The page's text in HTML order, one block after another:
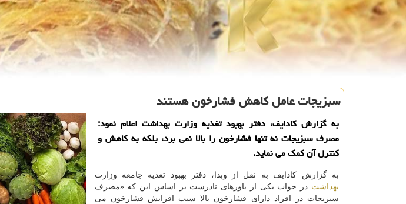
سبزیجات عامل کاهش فشارخون هستند
به گزارش کادایف، دفتر بهبود تغذیه وزارت بهداشت اعلام نمود:
مصرف سبزیجات نه تنها فشارخون را بالا نمی برد، بلکه به کاهش و
کنترل آن کمک می نماید.
به گزارش کادایف به نقل از وبدا، دفتر بهبود تغذیه جامعه وزارت
بهداشت در جواب یکی از باورهای نادرست بر اساس این که «مصرف
سبزیجات در افراد دارای فشارخون بالا سبب افزایش فشارخون می